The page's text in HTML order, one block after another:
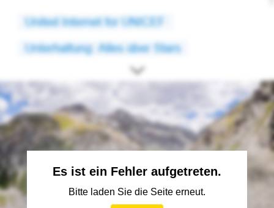
Es ist ein Fehler aufgetreten.
Bitte laden Sie die Seite erneut.